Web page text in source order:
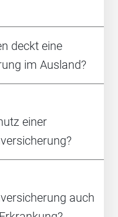
deckt eine
im Ausland?
einer
auch